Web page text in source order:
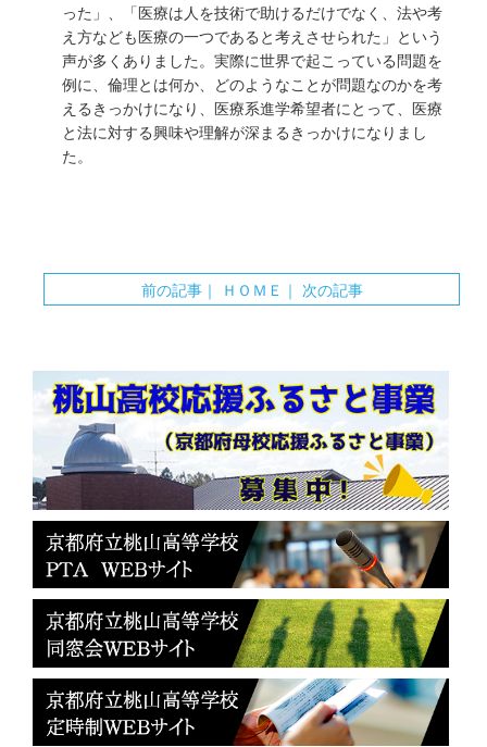
った」、「医療は人を技術で助けるだけでなく、法や考
え方なども医療の一つであると考えさせられた」という
声が多くありました。実際に世界で起こっている問題を
例に、倫理とは何か、どのようなことが問題なのかを考
えるきっかけになり、医療系進学希望者にとって、医療
と法に対する興味や理解が深まるきっかけになりまし
た。
前の記事｜ ＨＯＭＥ ｜ 次の記事